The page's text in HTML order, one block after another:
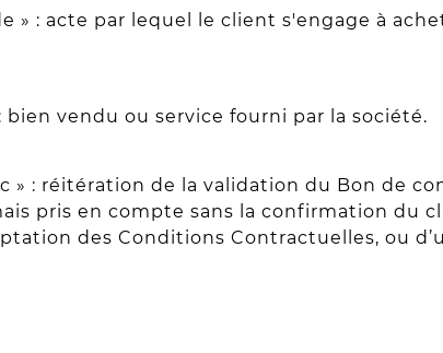
» : acte par lequel le client s'engage à
bien vendu ou service fourni par la société.
» : réitération de la validation du Bon de
pris en compte sans la confirmation du
des Conditions Contractuelles, ou